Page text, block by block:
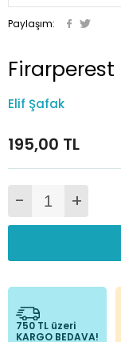
Paylaşım:
Firarperest
Elif Şafak
195,00 TL
- +
750 TL üzeri
KARGO BEDAVA!